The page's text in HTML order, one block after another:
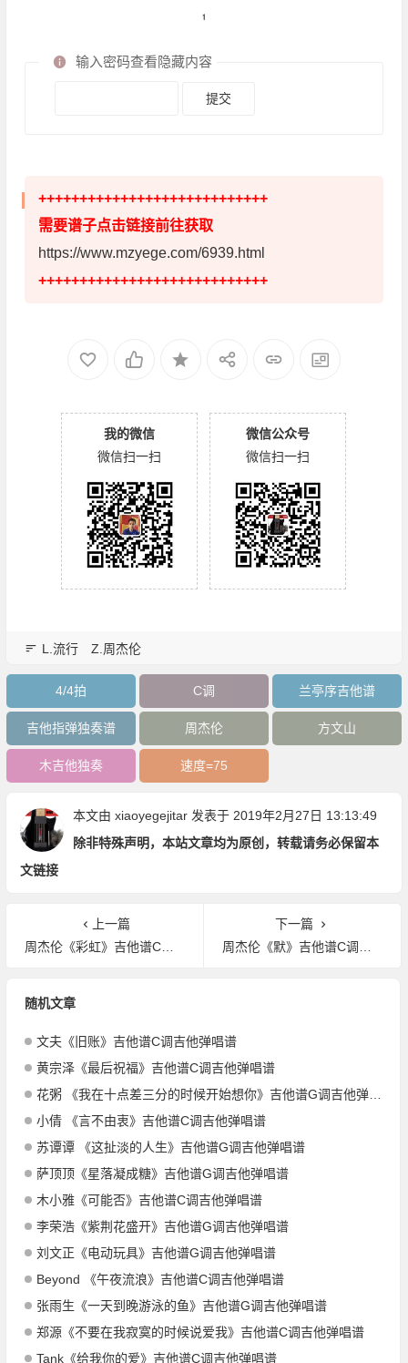
输入密码查看隐藏内容
++++++++++++++++++++++++++++
需要谱子点击链接前往获取
https://www.mzyege.com/6939.html
++++++++++++++++++++++++++++
我的微信
微信扫一扫
微信公众号
微信扫一扫
L.流行 Z.周杰伦
4/4拍 C调 兰亭序吉他谱
吉他指弹独奏谱 周杰伦 方文山
木吉他独奏 速度=75
本文由 xiaoyegejitar发表于 2019年2月27日 13:13:49
除非特殊声明，本站文章均为原创，转载请务必保留本
文链接
上一篇
周杰伦《彩虹》吉他谱C调吉他指弹独奏谱
下一篇
周杰伦《默》吉他谱C调吉他指弹独奏谱
随机文章
文夫《旧账》吉他谱C调吉他弹唱谱
黄宗泽《最后祝福》吉他谱C调吉他弹唱谱
花粥 《我在十点差三分的时候开始想你》吉他谱G调吉他弹唱谱
小倩 《言不由衷》吉他谱C调吉他弹唱谱
苏谭谭 《这扯淡的人生》吉他谱G调吉他弹唱谱
萨顶顶《星落凝成糖》吉他谱G调吉他弹唱谱
木小雅《可能否》吉他谱C调吉他弹唱谱
李荣浩《紫荆花盛开》吉他谱G调吉他弹唱谱
刘文正《电动玩具》吉他谱G调吉他弹唱谱
Beyond 《午夜流浪》吉他谱C调吉他弹唱谱
张雨生《一天到晚游泳的鱼》吉他谱G调吉他弹唱谱
郑源《不要在我寂寞的时候说爱我》吉他谱C调吉他弹唱谱
Tank《给我你的爱》吉他谱C调吉他弹唱谱